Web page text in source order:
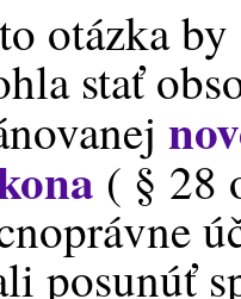
otázka
stať
( § 28
posunúť